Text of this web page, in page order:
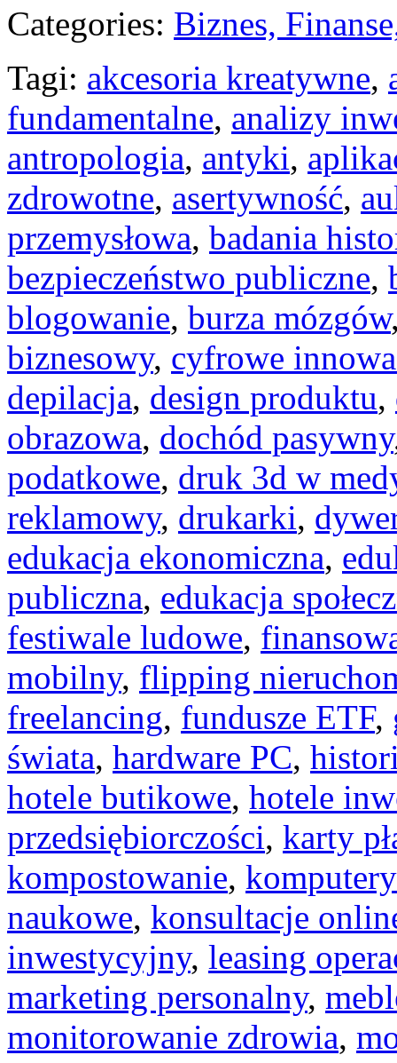
Categories: Biznes,
Tagi: akcesoria kreatywne,
fundamentalne, analizy
antropologia, antyki,
zdrowotne, asertywność,
przemysłowa, badania
bezpieczeństwo publiczne,
blogowanie, burza mózgów
biznesowy, cyfrowe
depilacja, design produktu,
obrazowa, dochód pasywny
podatkowe, druk 3d w
reklamowy, drukarki,
edukacja ekonomiczna,
publiczna, edukacja
festiwale ludowe,
mobilny, flipping
freelancing, fundusze ETF,
świata, hardware PC,
hotele butikowe, hotele
przedsiębiorczości, karty
kompostowanie,
naukowe, konsultacje
inwestycyjny, leasing
marketing personalny,
monitorowanie zdrowia,